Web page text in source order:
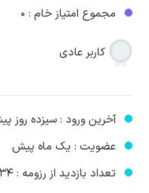
مجموع امتیاز خام : 0
کاربر عادی
آخرین ورود : سیزده روز
عضویت : یک ماه پیش
تعداد بازدید از رزومه : 34